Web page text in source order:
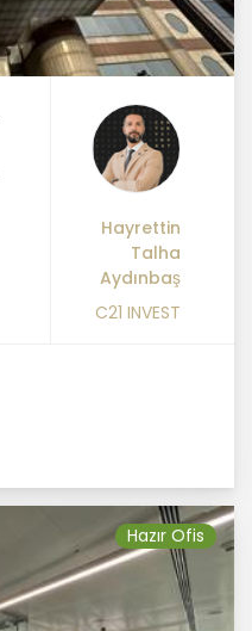
Hayrettin
Talha
Aydınbaş
C21 INVEST
Hazır Ofis